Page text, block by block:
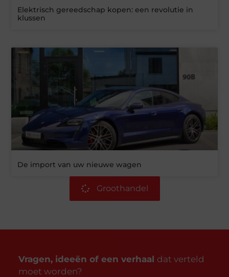
Elektrisch gereedschap kopen: een revolutie in
klussen
De import van uw nieuwe wagen
Groothandel
Vragen, ideeën of een verhaal dat verteld
moet worden?